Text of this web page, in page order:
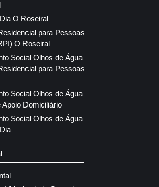
O Roseiral
para Pessoas
O Roseiral
Social Olhos de Água –
para Pessoas
Social Olhos de Água –
Apoio Domiciliário
Social Olhos de Água –